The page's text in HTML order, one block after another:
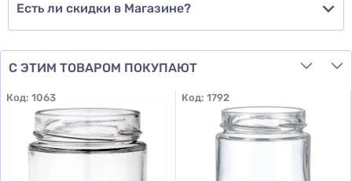
Есть ли скидки в Магазине?
С ЭТИМ ТОВАРОМ ПОКУПАЮТ
Код: 1063 Код: 1792